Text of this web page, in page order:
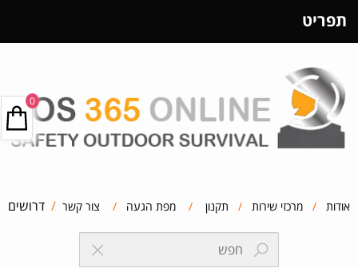
אודות / מרכזי שירות / תקנון / מפת הגעה / צור קשר / דרושים
תפריט
0